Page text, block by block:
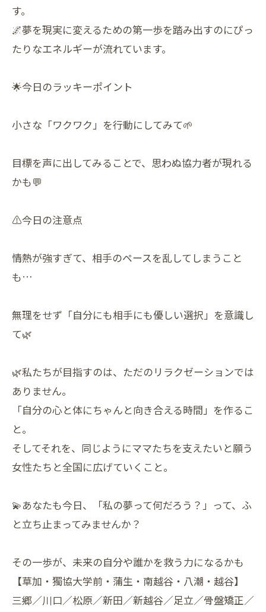
す。
🌌夢を現実に変えるための第一歩を踏み出すのにぴっ
たりなエネルギーが流れています。
🌟今日のラッキーポイント
小さな「ワクワク」を行動にしてみて🌱
目標を声に出してみることで、思わぬ協力者が現れる
かも💬
⚠️今日の注意点
情熱が強すぎて、相手のペースを乱してしまうこと
も…
無理をせず「自分にも相手にも優しい選択」を意識し
て🌿
🌿私たちが目指すのは、ただのリラクゼーションでは
ありません。
「自分の心と体にちゃんと向き合える時間」を作るこ
と。
そしてそれを、同じようにママたちを支えたいと願う
女性たちと全国に広げていくこと。
💫あなたも今日、「私の夢って何だろう？」って、ふ
と立ち止まってみませんか？
その一歩が、未来の自分や誰かを救う力になるかも
【草加・獨協大学前・蒲生・南越谷・八潮・越谷】
三郷／川口／松原／新田／新越谷／足立／骨盤矯正／